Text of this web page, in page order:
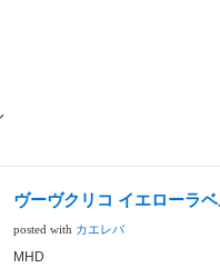
ヴーヴクリコ イエローラ
posted with カエレバ
MHD